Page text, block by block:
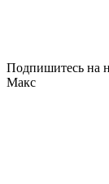
Подпишитесь на
Макс